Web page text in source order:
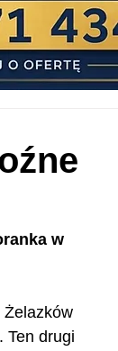
w
Żelazków
Ten drugi